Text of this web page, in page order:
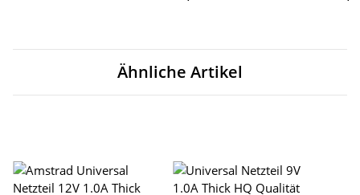
Ähnliche Artikel